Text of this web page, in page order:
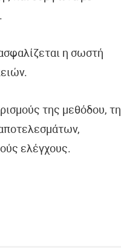
η σωστή
της μεθόδου, τη
ελέγχους.